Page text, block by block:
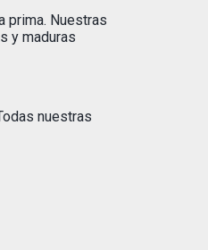
prima. Nuestras
y maduras
nuestras